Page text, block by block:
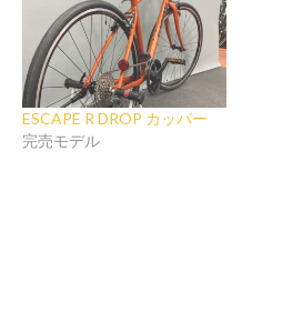
ESCAPE R DROP カッパー
完売モデル